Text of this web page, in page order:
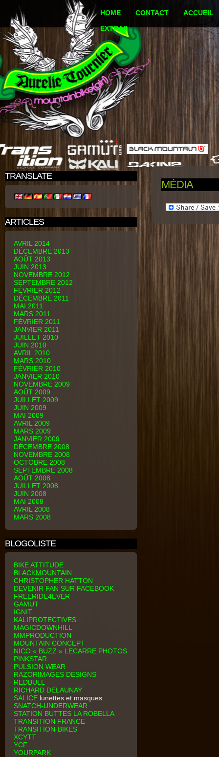
HOME CONTACT
ACCUEIL
EXTRAS
MÉDIA
TRANSLATE
ARTICLES
AVRIL 2014
DÉCEMBRE 2013
AOÛT 2013
JUIN 2013
NOVEMBRE 2012
SEPTEMBRE 2012
FÉVRIER 2012
DÉCEMBRE 2011
MAI 2011
MARS 2011
FÉVRIER 2011
JANVIER 2011
JUILLET 2010
JUIN 2010
AVRIL 2010
MARS 2010
FÉVRIER 2010
JANVIER 2010
NOVEMBRE 2009
AOÛT 2009
JUILLET 2009
JUIN 2009
MAI 2009
AVRIL 2009
MARS 2009
JANVIER 2009
DÉCEMBRE 2008
NOVEMBRE 2008
OCTOBRE 2008
SEPTEMBRE 2008
AOÛT 2008
JUILLET 2008
JUIN 2008
MAI 2008
AVRIL 2008
MARS 2008
BLOGOLISTE
BIKE ATTITUDE
BLACKMOUNTAIN
CHRISTOPHER HATTON
DEVENIR FAN SUR FACEBOOK
FREERIDE4EVER
GAMUT
IGNIT
KALIPROTECTIVES
MAGICDOWNHILL
MMPRODUCTION
MOUNTAIN CONCEPT
NICO « BUZZ » LECARRE PHOTOS
PINKSTAR
PULSION WEAR
RAZORIMAGES DESIGNS
REDBULL
RICHARD DELAUNAY
SALICE lunettes et masques
SNATCH-UNDERWEAR
STATION BUTTES LA ROBELLA
TRANSITION FRANCE
TRANSITION-BIKES
XCYTT
YCF
YOURPARK